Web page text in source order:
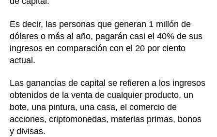
Es decir, las personas que generan 1 millón de
dólares o más al año, pagarán casi el 40% de sus
ingresos en comparación con el 20 por ciento
actual.
Las ganancias de capital se refieren a los ingresos
obtenidos de la venta de cualquier producto, un
bote, una pintura, una casa, el comercio de
acciones, criptomonedas, materias primas, bonos
y divisas.